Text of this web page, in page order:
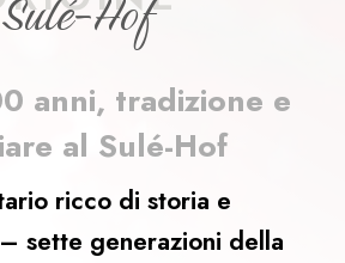
anni, tradizione e
al Sulé-Hof
ricco di storia e
sette generazioni della